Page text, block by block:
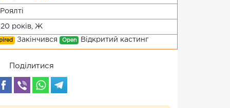
Роялті
20 років, Ж
Закінчився Open Відкритий кастинг
Поділитися